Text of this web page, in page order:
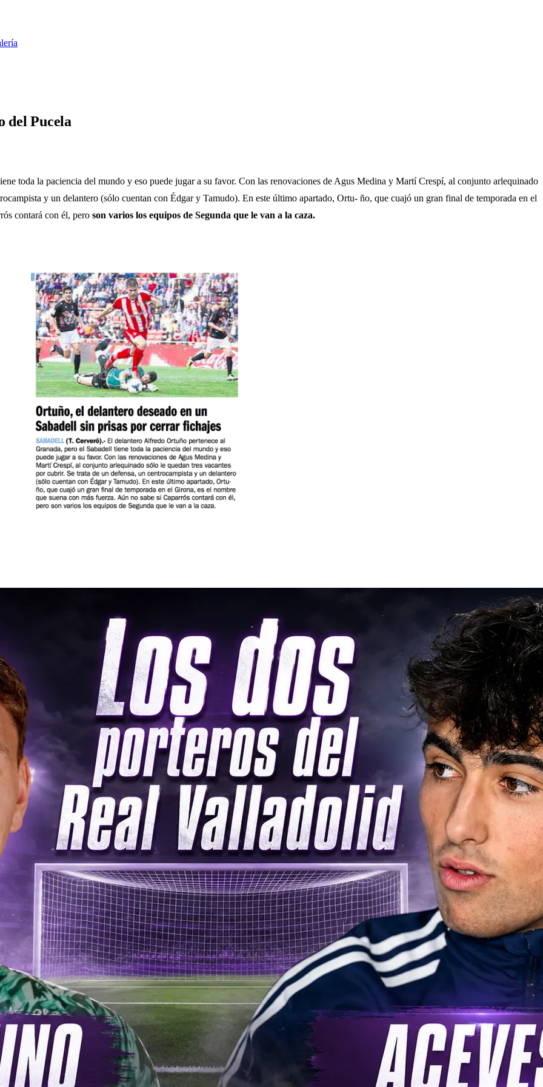
del Pucela
toda la paciencia del mundo y eso puede jugar a su favor. Con las renovaciones de Agus Medina y Martí Crespí, al conjunto arlequinado
y un delantero (sólo cuentan con Édgar y Tamudo). En este último apartado, Ortu- ño, que cuajó un gran final de temporada en el
contará con él, pero son varios los equipos de Segunda que le van a la caza.